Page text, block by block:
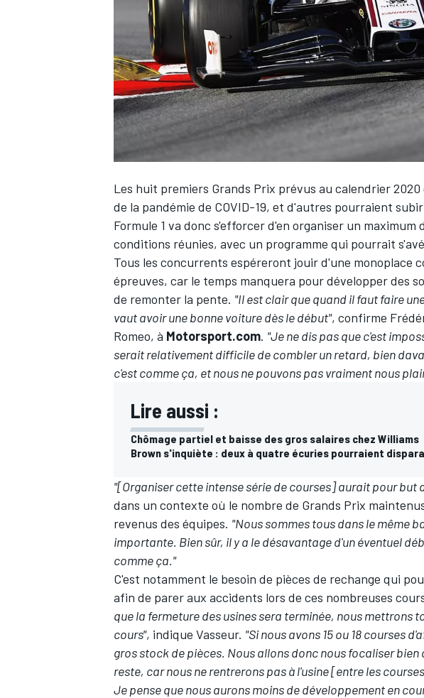
WEC
Les huit premiers Grands Prix prévus au calendrier
de la pandémie de COVID-19, et d'autres pourraient
Formule 1 va donc s'efforcer d'en organiser un maximum
conditions réunies, avec un programme qui pourrait
Tous les concurrents espéreront jouir d'une monoplace
épreuves, car le temps manquera pour développer des
de remonter la pente. "Il est clair que quand il faut faire
vaut avoir une bonne voiture dès le début", confirme
Romeo, à Motorsport.com. "Je ne dis pas que c'est
serait relativement difficile de combler un retard, bien
c'est comme ça, et nous ne pouvons pas vraiment nous
Lire aussi :
Chômage partiel et baisse des gros salaires chez Williams
Brown s'inquiète : deux à quatre écuries pourraient
"[Organiser cette intense série de courses] aurait pour but
dans un contexte où le nombre de Grands Prix
revenus des équipes. "Nous sommes tous dans le même
importante. Bien sûr, il y a le désavantage d'un éventuel
comme ça."
C'est notamment le besoin de pièces de rechange qui
afin de parer aux accidents lors de ces nombreuses
que la fermeture des usines sera terminée, nous mettrons
cours", indique Vasseur. "Si nous avons 15 ou 18 courses
gros stock de pièces. Nous allons donc nous focaliser
reste, car nous ne rentrerons pas à l'usine [entre les
Je pense que nous aurons moins de développement en